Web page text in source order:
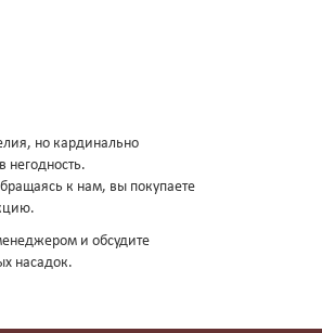
но кардинально
негодность.
к нам, вы покупаете
и обсудите
насадок.